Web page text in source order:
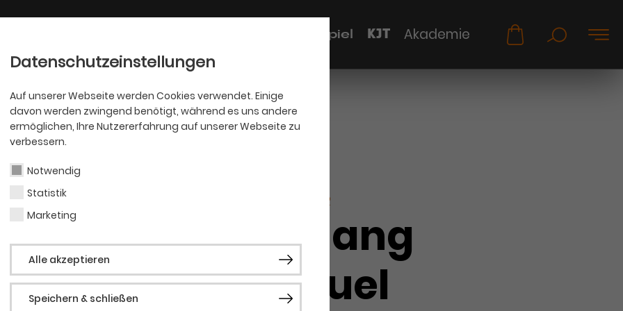
Datenschutzeinstellungen
Auf unserer Webseite werden Cookies verwendet. Einige
davon werden zwingend benötigt, während es uns andere
ermöglichen, Ihre Nutzererfahrung auf unserer Webseite zu
verbessern.
Notwendig
Statistik
Marketing
Alle akzeptieren
Speichern & schließen
Schauspiel KJT Akademie
PHILHARMONIKER
Wolfgang
Emanuel